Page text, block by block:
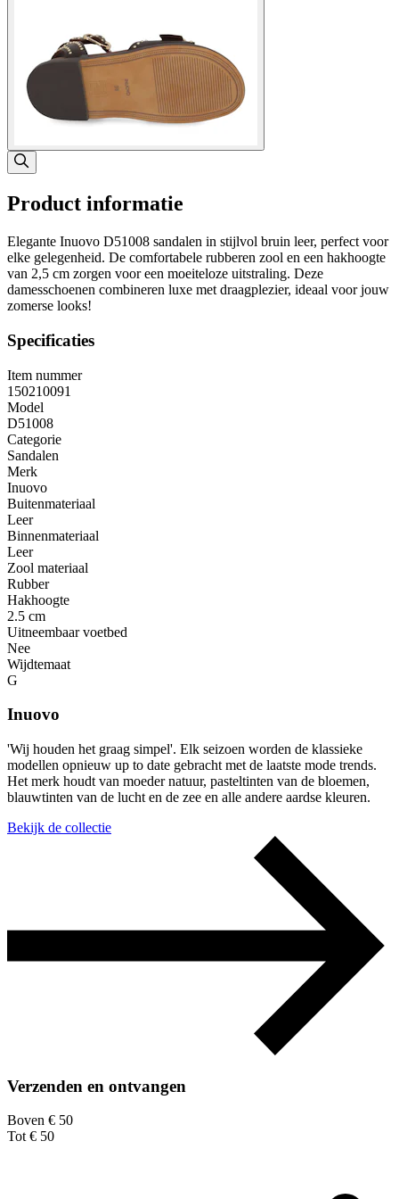
Product informatie
Elegante Inuovo D51008 sandalen in stijlvol bruin leer, perfect voor
elke gelegenheid. De comfortabele rubberen zool en een hakhoogte
van 2,5 cm zorgen voor een moeiteloze uitstraling. Deze
damesschoenen combineren luxe met draagplezier, ideaal voor jouw
zomerse looks!
Specificaties
Item nummer
150210091
Model
D51008
Categorie
Sandalen
Merk
Inuovo
Buitenmateriaal
Leer
Binnenmateriaal
Leer
Zool materiaal
Rubber
Hakhoogte
2.5 cm
Uitneembaar voetbed
Nee
Wijdtemaat
G
Inuovo
'Wij houden het graag simpel'. Elk seizoen worden de klassieke
modellen opnieuw up to date gebracht met de laatste mode trends.
Het merk houdt van moeder natuur, pasteltinten van de bloemen,
blauwtinten van de lucht en de zee en alle andere aardse kleuren.
Bekijk de collectie
Verzenden en ontvangen
Boven € 50
Tot € 50